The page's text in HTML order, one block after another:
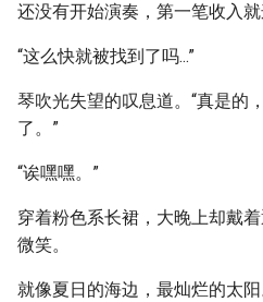
还没有开始演奏，第一笔收入就
“这么快就被找到了吗...”
琴吹光失望的叹息道。“真是的
了。”
“诶嘿嘿。”
穿着粉色系长裙，大晚上却戴
微笑。
就像夏日的海边，最灿烂的太阳